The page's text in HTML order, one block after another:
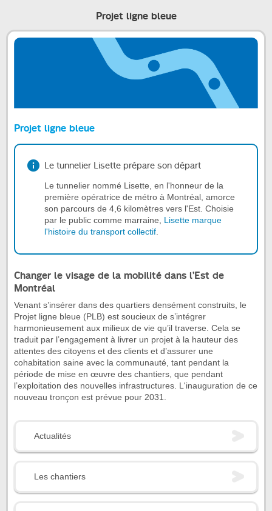
Projet ligne bleue
Projet ligne bleue
Le tunnelier Lisette prépare son départ
Le tunnelier nommé Lisette, en l'honneur de la
première opératrice de métro à Montréal, amorce
son parcours de 4,6 kilomètres vers l'Est. Choisie
par le public comme marraine, Lisette marque
l'histoire du transport collectif.
Changer le visage de la mobilité dans l’Est de
Montréal
Venant s’insérer dans des quartiers densément construits, le
Projet ligne bleue (PLB) est soucieux de s’intégrer
harmonieusement aux milieux de vie qu’il traverse. Cela se
traduit par l’engagement à livrer un projet à la hauteur des
attentes des citoyens et des clients et d’assurer une
cohabitation saine avec la communauté, tant pendant la
période de mise en œuvre des chantiers, que pendant
l’exploitation des nouvelles infrastructures. L'inauguration de ce
nouveau tronçon est prévue pour 2031.
Actualités
Les chantiers